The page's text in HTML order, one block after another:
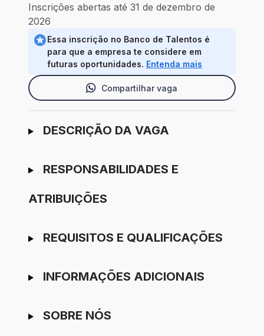
Inscrições abertas até 31 de dezembro de
2026
Essa inscrição no Banco de Talentos é
para que a empresa te considere em
futuras oportunidades. Entenda mais
Compartilhar vaga
Ir para candidatura
DESCRIÇÃO DA VAGA
RESPONSABILIDADES E
ATRIBUIÇÕES
REQUISITOS E QUALIFICAÇÕES
INFORMAÇÕES ADICIONAIS
SOBRE NÓS